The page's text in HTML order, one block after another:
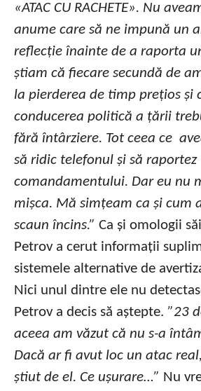
«ATAC CU RACHETE». Nu
anume care să ne impună un
reflecție înainte de a raporta
știam că fiecare secundă de
la pierderea de timp prețios și
conducerea politică a țării
fără întârziere. Tot ceea ce
să ridic telefonul și să raportez
comandamentului. Dar eu nu
mișca. Mă simțeam ca și cum
scaun încins.” Ca și omologii
Petrov a cerut informații
sistemele alternative de
Nici unul dintre ele nu
Petrov a decis să aștepte. ”23
aceea am văzut că nu s-a
Dacă ar fi avut loc un atac
știut de el. Ce ușurare…” Nu